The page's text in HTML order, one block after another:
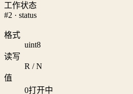
工作状态
#2 · status
格式
uint8
读写
R / N
值
0打开中